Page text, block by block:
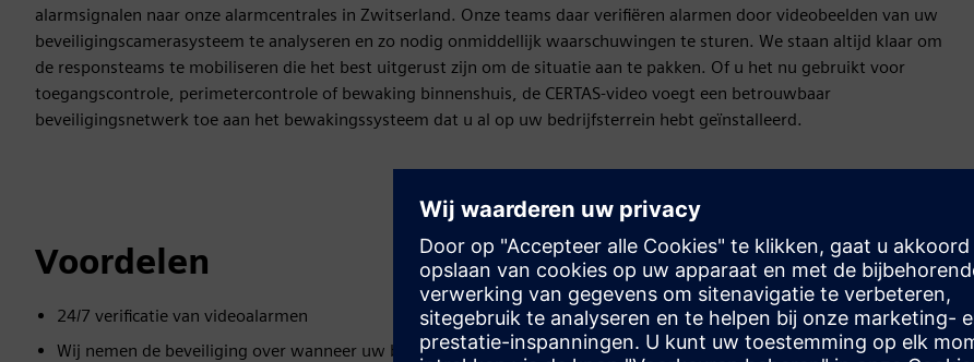
alarmsignalen naar onze alarmcentrales in Zwitserland. Onze teams daar verifiëren alarmen door videobeelden van uw
beveiligingscamerasysteem te analyseren en zo nodig onmiddellijk waarschuwingen te sturen. We staan altijd klaar om
de responsteams te mobiliseren die het best uitgerust zijn om de situatie aan te pakken. Of u het nu gebruikt voor
toegangscontrole, perimetercontrole of bewaking binnenshuis, de CERTAS-video voegt een betrouwbaar
beveiligingsnetwerk toe aan het bewakingssysteem dat u al op uw bedrijfsterrein hebt geïnstalleerd.
Voordelen
24/7 verificatie van videoalarmen
Wij nemen de beveiliging over wanneer uw bedrijf sluit